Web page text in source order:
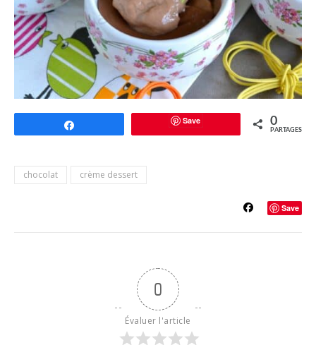
Save 0
PARTAGES
chocolat crème dessert
Save
0
Évaluer l'article